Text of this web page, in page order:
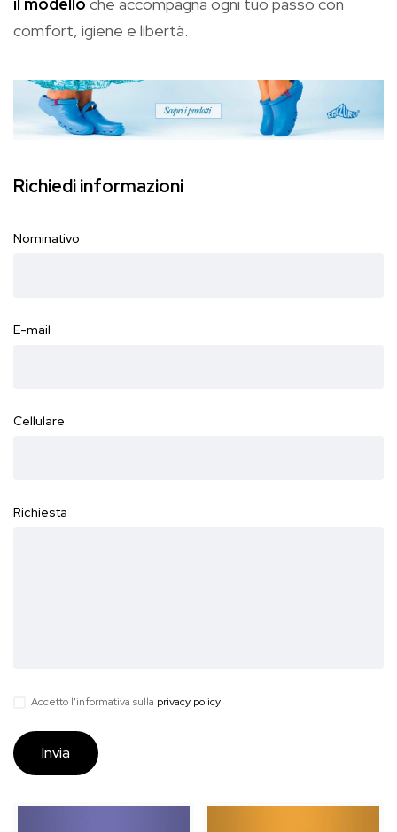
comfort, igiene e libertà.
Richiedi informazioni
Nominativo
E-mail
Cellulare
Richiesta
Accetto l'informativa sulla privacy policy